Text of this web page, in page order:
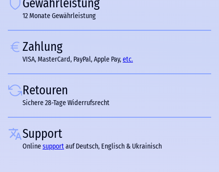
Gewährleistung
12 Monate Gewährleistung
Zahlung
VISA, MasterCard, PayPal, Apple Pay,etc.
Retouren
Sichere 28-Tage Widerrufsrecht
Support
Onlinesupportauf Deutsch, Englisch & Ukrainisch